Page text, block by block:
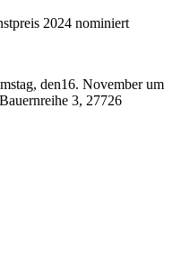
2024 nominiert
den16. November um
3, 27726